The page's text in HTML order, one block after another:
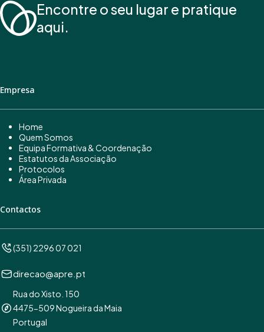
Encontre o seu lugar e pratique
aqui.
Empresa
Home
Quem Somos
Equipa Formativa & Coordenação
Estatutos da Associação
Protocolos
Área Privada
Contactos
(351) 2296 07 021
direcao@apre.pt
Rua do Xisto. 150
4475-509 Nogueira da Maia
Portugal